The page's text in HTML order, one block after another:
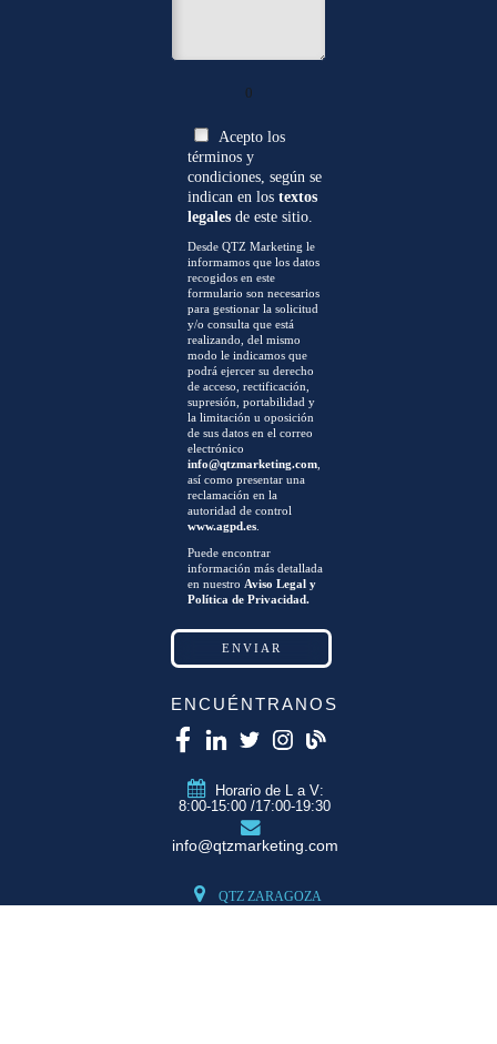
0
Acepto los
términos y
condiciones, según se
indican en lostextos
legales de este sitio.
Desde QTZ Marketing le
informamos que los datos
recogidos en este
formulario son necesarios
para gestionar la solicitud
y/o consulta que está
realizando, del mismo
modo le indicamos que
podrá ejercer su derecho
de acceso, rectificación,
supresión, portabilidad y
la limitación u oposición
de sus datos en el correo
electrónico
info@qtzmarketing.com
así como presentar una
reclamación en la
autoridad de control
www.agpd.es
Puede encontrar
información más detallada
en nuestro Aviso Legal y
Política de Privacidad.
ENCUÉNTRANOS
Horario de L a V:
8:00-15:00 /17:00-19:30
info@qtzmarketing.com
QTZ ZARAGOZA